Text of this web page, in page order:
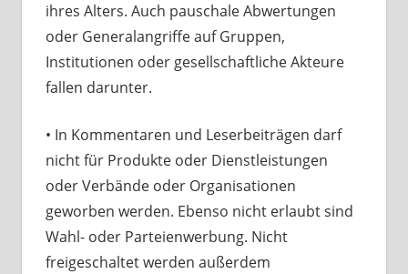
ihres Alters. Auch pauschale Abwertungen
oder Generalangriffe auf Gruppen,
Institutionen oder gesellschaftliche Akteure
fallen darunter.
• In Kommentaren und Leserbeiträgen darf
nicht für Produkte oder Dienstleistungen
oder Verbände oder Organisationen
geworben werden. Ebenso nicht erlaubt sind
Wahl- oder Parteienwerbung. Nicht
freigeschaltet werden außerdem